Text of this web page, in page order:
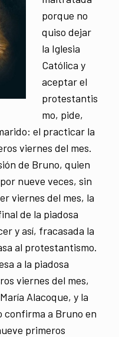
porque no
quiso dejar
la Iglesia
Católica y
aceptar el
protestantis
mo, pide,
el practicar la
viernes del mes.
de Bruno, quien
nueve veces, sin
viernes del mes, la
de la piadosa
y así, fracasada la
al protestantismo.
a la piadosa
viernes del mes,
Alacoque, y la
confirma a Bruno en
primeros